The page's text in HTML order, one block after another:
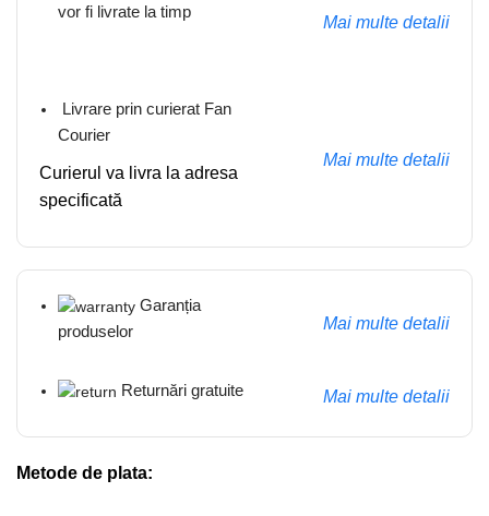
vor fi livrate la timp
Mai multe detalii
Livrare prin curierat Fan
Courier
Curierul va livra la adresa
specificată
Mai multe detalii
Garanția
produselor
Mai multe detalii
Returnări gratuite Mai multe detalii
Metode de plata: